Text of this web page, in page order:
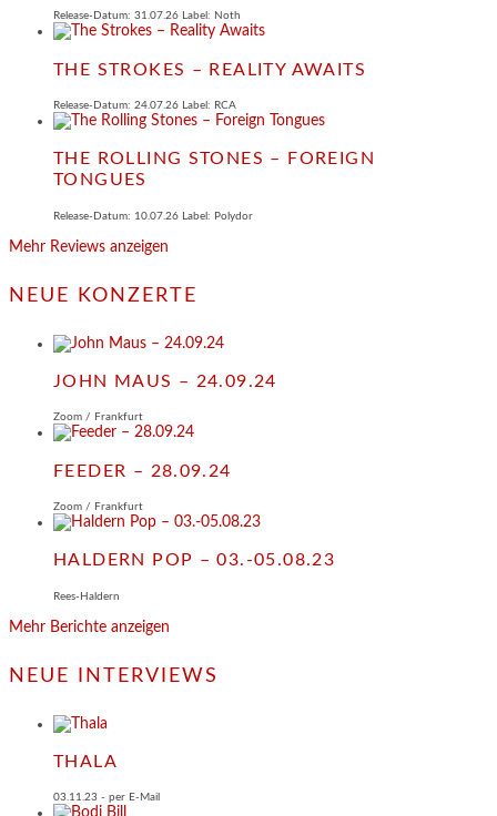
Release-Datum: 31.07.26 Label: Noth
THE STROKES – REALITY AWAITS
Release-Datum: 24.07.26 Label: RCA
THE ROLLING STONES – FOREIGN
TONGUES
Release-Datum: 10.07.26 Label: Polydor
Mehr Reviews anzeigen
NEUE KONZERTE
JOHN MAUS – 24.09.24
Zoom / Frankfurt
FEEDER – 28.09.24
Zoom / Frankfurt
HALDERN POP – 03.-05.08.23
Rees-Haldern
Mehr Berichte anzeigen
NEUE INTERVIEWS
THALA
03.11.23 - per E-Mail